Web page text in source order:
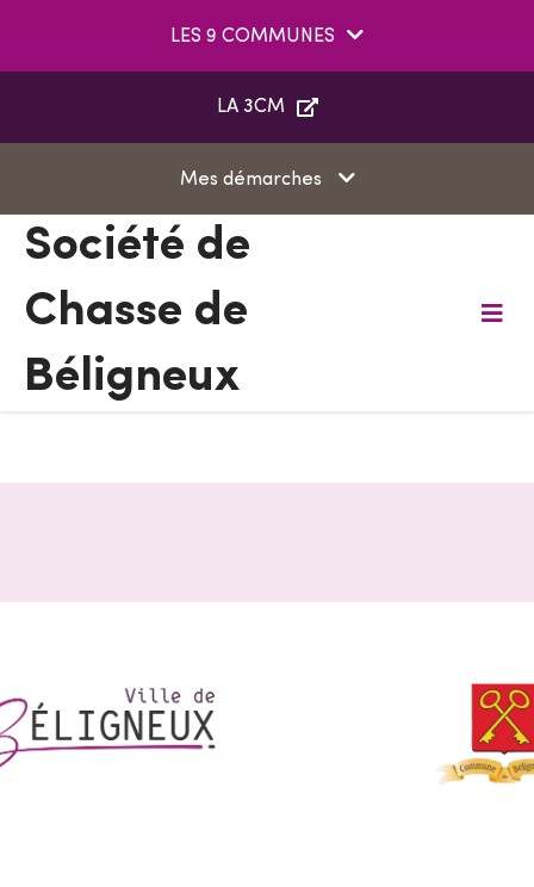
LES 9 COMMUNES
LA 3CM
Mes démarches
Société de
Chasse de
Béligneux